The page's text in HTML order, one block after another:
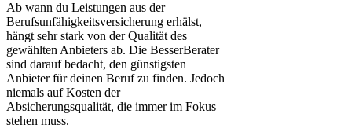
Ab wann du Leistungen aus der
Berufsunfähigkeitsversicherung erhälst,
hängt sehr stark von der Qualität des
gewählten Anbieters ab. Die BesserBerater
sind darauf bedacht, den günstigsten
Anbieter für deinen Beruf zu finden. Jedoch
niemals auf Kosten der
Absicherungsqualität, die immer im Fokus
stehen muss.